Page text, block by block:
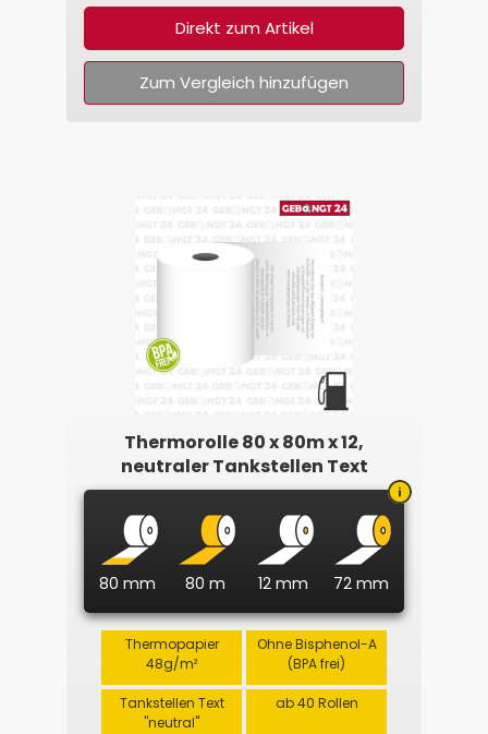
Direkt zum Artikel
Zum Vergleich hinzufügen
Thermorolle 80 x 80m x 12,
neutraler Tankstellen Text
80 mm 80 m 12 mm 72 mm
Thermopapier
48g/m²
Ohne Bisphenol-A
(BPA frei)
Tankstellen Text
"neutral"
ab 40 Rollen